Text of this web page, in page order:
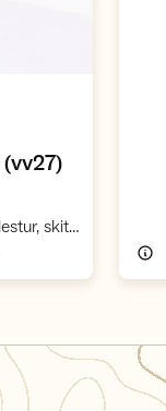
,
Ekstra krevende fellestur, skitur